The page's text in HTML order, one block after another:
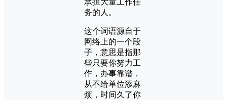
务的人。
这个词语源自于
网络上的一个段
子，意思是指那
些只要你努力工
作，办事靠谱，
从不给单位添麻
烦，时间久了你